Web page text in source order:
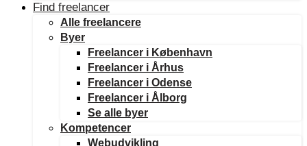
Find freelancer
Alle freelancere
Byer
Freelancer i København
Freelancer i Århus
Freelancer i Odense
Freelancer i Ålborg
Se alle byer
Kompetencer
Webudvikling